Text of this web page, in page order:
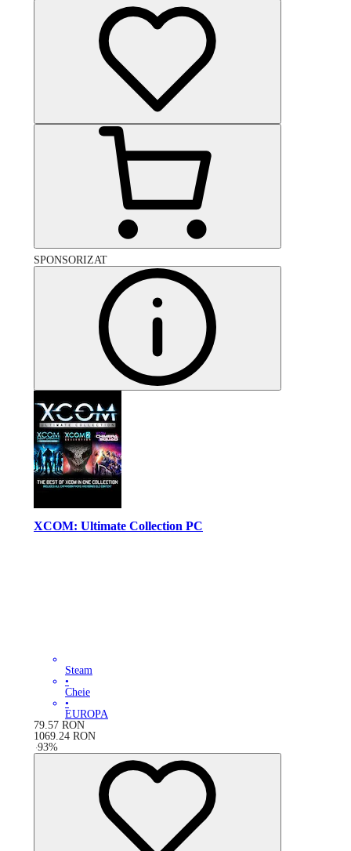
SPONSORIZAT
XCOM: Ultimate Collection PC
Steam
•
Cheie
•
EUROPA
79.57 RON
1069.24 RON
-93%